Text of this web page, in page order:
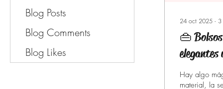
24 oct 2025 ∙ 3
👜
elegantes
Hay algo
material, la
Blog Posts
Blog Comments
Blog Likes